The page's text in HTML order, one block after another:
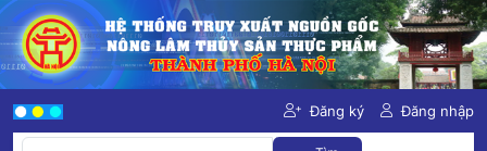
Đăng ký Đăng nhập